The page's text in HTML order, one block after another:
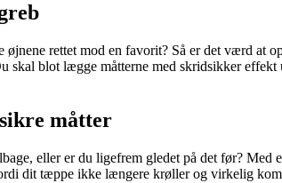
rettet mod en favorit? Så er det værd at
skal blot lægge måtterne med skridsikker
måtter
eller er du ligefrem gledet på det før?
dit tæppe ikke længere krøller og virkelig